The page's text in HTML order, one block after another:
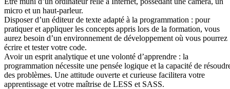
micro et un haut-parleur.
Disposer d’un éditeur de texte adapté à la programmation : pour
pratiquer et appliquer les concepts appris lors de la formation, vous
aurez besoin d’un environnement de développement où vous pourrez
écrire et tester votre code.
Avoir un esprit analytique et une volonté d’apprendre : la
programmation nécessite une pensée logique et la capacité de
des problèmes. Une attitude ouverte et curieuse facilitera votre
apprentissage et votre maîtrise de LESS et SASS.